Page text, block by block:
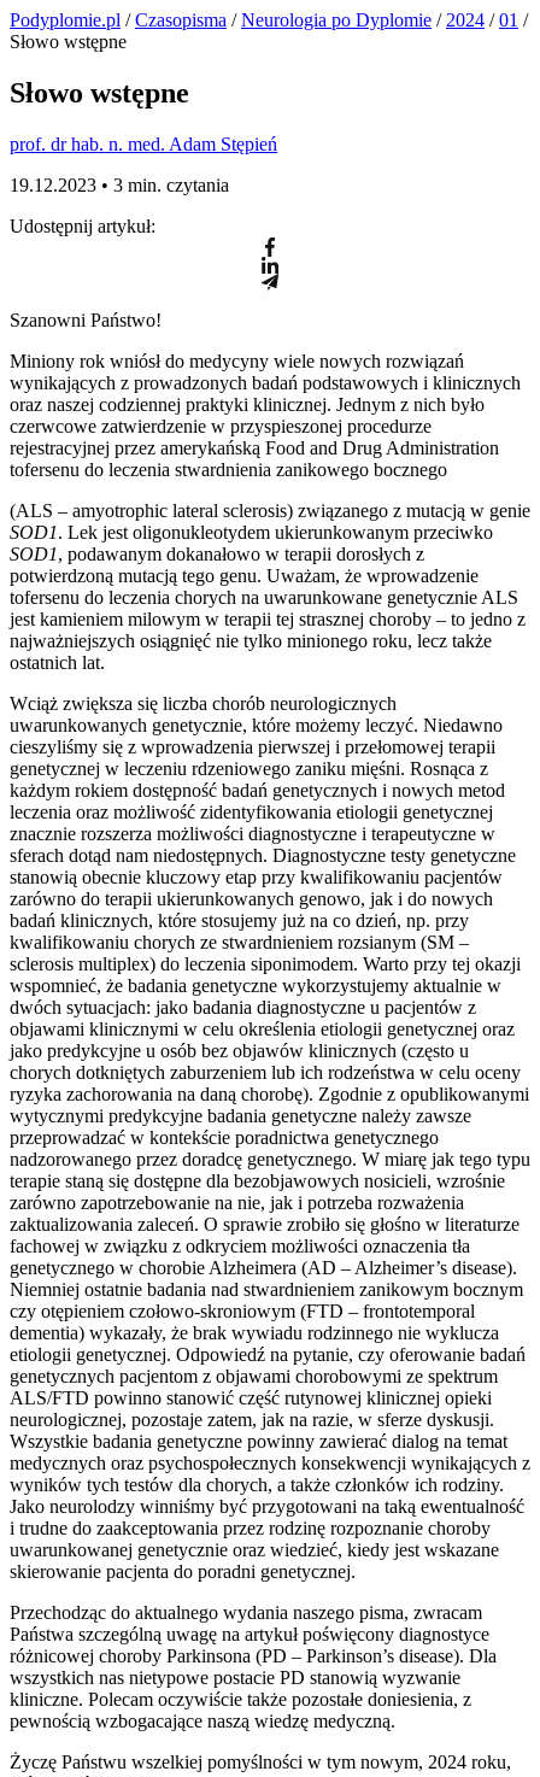
Podyplomie.pl /Czasopisma /Neurologia po Dyplomie / 2024 /01 /
Słowo wstępne
Słowo wstępne
prof. dr hab. n. med. Adam Stępień
19.12.2023 • 3 min. czytania
Udostępnij artykuł:
Szanowni Państwo!
Miniony rok wniósł do medycyny wiele nowych rozwiązań
wynikających z prowadzonych badań podstawowych i klinicznych
oraz naszej codziennej praktyki klinicznej. Jednym z nich było
czerwcowe zatwierdzenie w przyspieszonej procedurze
rejestracyjnej przez amerykańską Food and Drug Administration
tofersenu do leczenia stwardnienia zanikowego bocznego
(ALS – amyotrophic lateral sclerosis) związanego z mutacją w genie
SOD1. Lek jest oligonukleotydem ukierunkowanym przeciwko
SOD1, podawanym dokanałowo w terapii dorosłych z
potwierdzoną mutacją tego genu. Uważam, że wprowadzenie
tofersenu do leczenia chorych na uwarunkowane genetycznie ALS
jest kamieniem milowym w terapii tej strasznej choroby – to jedno z
najważniejszych osiągnięć nie tylko minionego roku, lecz także
ostatnich lat.
Wciąż zwiększa się liczba chorób neurologicznych
uwarunkowanych genetycznie, które możemy leczyć. Niedawno
cieszyliśmy się z wprowadzenia pierwszej i przełomowej terapii
genetycznej w leczeniu rdzeniowego zaniku mięśni. Rosnąca z
każdym rokiem dostępność badań genetycznych i nowych metod
leczenia oraz możliwość zidentyfikowania etiologii genetycznej
znacznie rozszerza możliwości diagnostyczne i terapeutyczne w
sferach dotąd nam niedostępnych. Diagnostyczne testy genetyczne
stanowią obecnie kluczowy etap przy kwalifikowaniu pacjentów
zarówno do terapii ukierunkowanych genowo, jak i do nowych
badań klinicznych, które stosujemy już na co dzień, np. przy
kwalifikowaniu chorych ze stwardnieniem rozsianym (SM –
sclerosis multiplex) do leczenia siponimodem. Warto przy tej okazji
wspomnieć, że badania genetyczne wykorzystujemy aktualnie w
dwóch sytuacjach: jako badania diagnostyczne u pacjentów z
objawami klinicznymi w celu określenia etiologii genetycznej oraz
jako predykcyjne u osób bez objawów klinicznych (często u
chorych dotkniętych zaburzeniem lub ich rodzeństwa w celu oceny
ryzyka zachorowania na daną chorobę). Zgodnie z opublikowanymi
wytycznymi predykcyjne badania genetyczne należy zawsze
przeprowadzać w kontekście poradnictwa genetycznego
nadzorowanego przez doradcę genetycznego. W miarę jak tego typu
terapie staną się dostępne dla bezobjawowych nosicieli, wzrośnie
zarówno zapotrzebowanie na nie, jak i potrzeba rozważenia
zaktualizowania zaleceń. O sprawie zrobiło się głośno w literaturze
fachowej w związku z odkryciem możliwości oznaczenia tła
genetycznego w chorobie Alzheimera (AD – Alzheimer’s disease).
Niemniej ostatnie badania nad stwardnieniem zanikowym bocznym
czy otępieniem czołowo-skroniowym (FTD – frontotemporal
dementia) wykazały, że brak wywiadu rodzinnego nie wyklucza
etiologii genetycznej. Odpowiedź na pytanie, czy oferowanie badań
genetycznych pacjentom z objawami chorobowymi ze spektrum
ALS/FTD powinno stanowić część rutynowej klinicznej opieki
neurologicznej, pozostaje zatem, jak na razie, w sferze dyskusji.
Wszystkie badania genetyczne powinny zawierać dialog na temat
medycznych oraz psychospołecznych konsekwencji wynikających z
wyników tych testów dla chorych, a także członków ich rodziny.
Jako neurolodzy winniśmy być przygotowani na taką ewentualność
i trudne do zaakceptowania przez rodzinę rozpoznanie choroby
uwarunkowanej genetycznie oraz wiedzieć, kiedy jest wskazane
skierowanie pacjenta do poradni genetycznej.
Przechodząc do aktualnego wydania naszego pisma, zwracam
Państwa szczególną uwagę na artykuł poświęcony diagnostyce
różnicowej choroby Parkinsona (PD – Parkinson’s disease). Dla
wszystkich nas nietypowe postacie PD stanowią wyzwanie
kliniczne. Polecam oczywiście także pozostałe doniesienia, z
pewnością wzbogacające naszą wiedzę medyczną.
Życzę Państwu wszelkiej pomyślności w tym nowym, 2024 roku,